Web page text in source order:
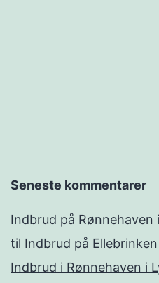
Seneste kommentarer
Indbrud på Rønnehaven
til Indbrud på
Indbrud i Rønnehaven i